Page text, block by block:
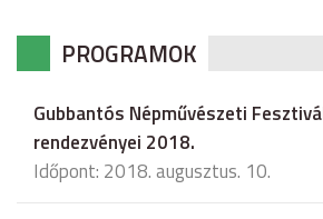
PROGRAMOK
Gubbantós Népművészeti
rendezvényei 2018.
Időpont: 2018. augusztus. 10.